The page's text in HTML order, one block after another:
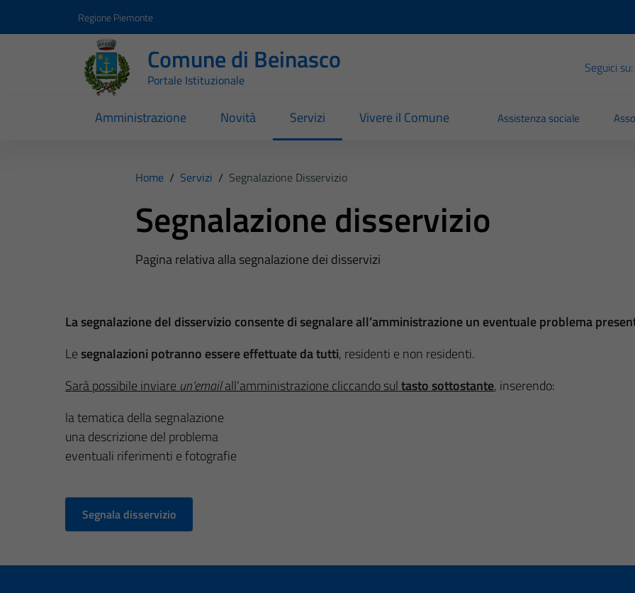
Regione Piemonte
Comune di Beinasco
Portale Istituzionale
Seguici su:
Amministrazione Novità Servizi Vivere il Comune Assistenza sociale
Home / Servizi / Segnalazione Disservizio
Segnalazione disservizio
Pagina relativa alla segnalazione dei disservizi
La segnalazione del disservizio consente di segnalare all’amministrazione un eventuale problema
Le segnalazioni potranno essere effettuate da tutti, residenti e non residenti.
Sarà possibile inviare un’emailall’amministrazione cliccando sultasto sottostante, inserendo:
la tematica della segnalazione
una descrizione del problema
eventuali riferimenti e fotografie
Segnala disservizio